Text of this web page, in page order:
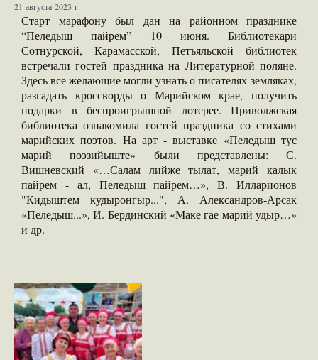
21 августа 2023 г.
Старт марафону был дан на районном празднике
“Пеледыш пайрем” 10 июня. Библиотекари
Сотнурской, Карамасской, Петъяльской библиотек
встречали гостей праздника на Литературной поляне.
Здесь все желающие могли узнать о писателях-земляках,
разгадать кроссворды о Марийском крае, получить
подарки в беспроигрышной лотерее. Приволжская
библиотека ознакомила гостей праздника со стихами
марийских поэтов. На арт - выставке «Пеледыш тус
марий поэзийыште» были представлены: С.
Вишневский «…Салам лийже тылат, марий калык
пайрем - ал, Пеледыш пайрем…», В. Илларионов
"Кидыштем кудыронгыр...", А. Александров-Арсак
«Пеледыш...», И. Бердинский «Маке гае марий удыр…»
и др.